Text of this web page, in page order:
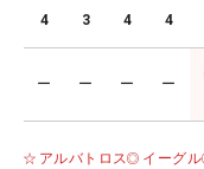
4 3 4 4
ー ー ー ー
アルバトロス イーグル